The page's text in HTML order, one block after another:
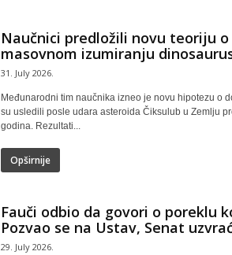
Naučnici predložili novu teoriju o
masovnom izumiranju
31. July 2026.
Međunarodni tim naučnika izneo je novu hipotezu o
su usledili posle udara asteroida Čiksulub u Zemlju
godina. Rezultati...
Opširnije
Fauči odbio da govori o poreklu
Pozvao se na Ustav, Senat
29. July 2026.